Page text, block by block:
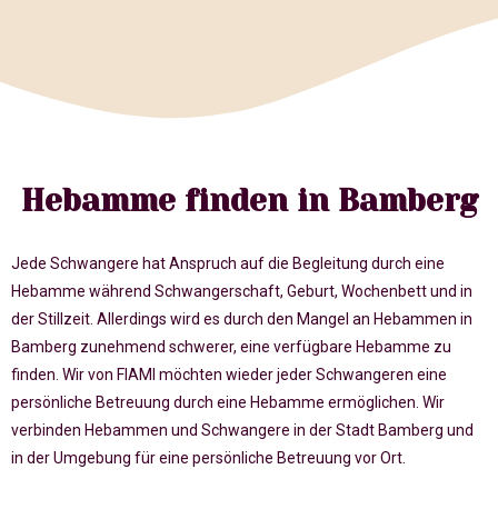
Hebamme finden in Bamberg
Jede Schwangere hat Anspruch auf die Begleitung durch eine
Hebamme während Schwangerschaft, Geburt, Wochenbett und in
der Stillzeit. Allerdings wird es durch den Mangel an Hebammen in
Bamberg zunehmend schwerer, eine verfügbare Hebamme zu
finden. Wir von FIAMI möchten wieder jeder Schwangeren eine
persönliche Betreuung durch eine Hebamme ermöglichen. Wir
verbinden Hebammen und Schwangere in der Stadt Bamberg und
in der Umgebung für eine persönliche Betreuung vor Ort.